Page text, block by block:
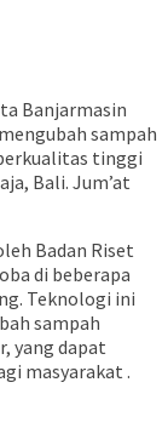
Banjarmasin
sampah
tinggi
Bali. Jum’at
Badan Riset
di beberapa
Teknologi ini
sampah
yang dapat
masyarakat .